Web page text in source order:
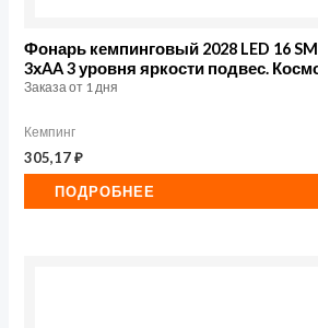
Фонарь кемпинговый 2028 LED 16
3хAA 3 уровня яркости подвес.
Заказа от 1 дня
Кемпинг
305,17₽
ПОДРОБНЕЕ